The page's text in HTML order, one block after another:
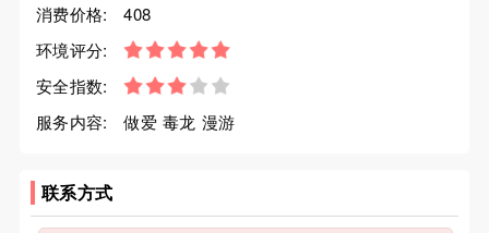
消费价格:
408
环境评分:
安全指数:
服务内容:
做爱 毒龙 漫游
联系方式